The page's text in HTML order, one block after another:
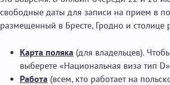
свободные даты для записи на прием в
размещенный в Бресте, Гродно и столице
Карта поляка (для владельцев).
выберете «Национальная виза тип
Работа (всем, кто работает на